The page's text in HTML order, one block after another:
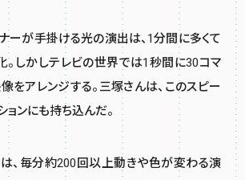
ーが手掛ける光の演出は、1分間に多くて
しかしテレビの世界では1秒間に30コマ
をアレンジする。三塚さんは、このスピー
ョンにも持ち込んだ。
は、毎分約200回以上動きや色が変わる演